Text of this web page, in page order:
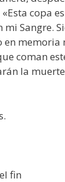
copa
mi Sangre.
en memoria
coman
la
fin